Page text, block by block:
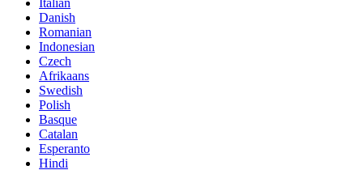
Italian
Danish
Romanian
Indonesian
Czech
Afrikaans
Swedish
Polish
Basque
Catalan
Esperanto
Hindi